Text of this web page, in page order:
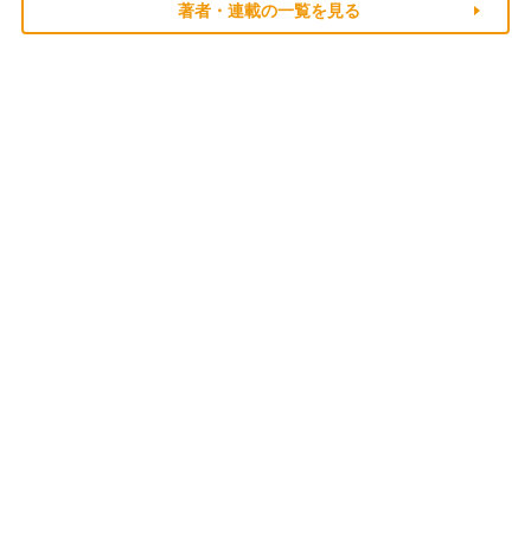
著者・連載の一覧を見る